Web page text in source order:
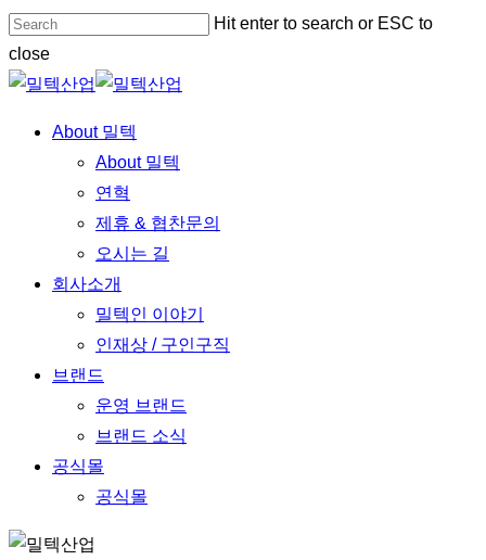
Skip
to
main
Hit enter to search or ESC to
close
Close
Menu About 밀텍
About 밀텍
연혁
제휴 & 협찬문의
오시는 길
회사소개
밀텍인 이야기
인재상 / 구인구직
브랜드
운영 브랜드
브랜드 소식
공식몰
공식몰